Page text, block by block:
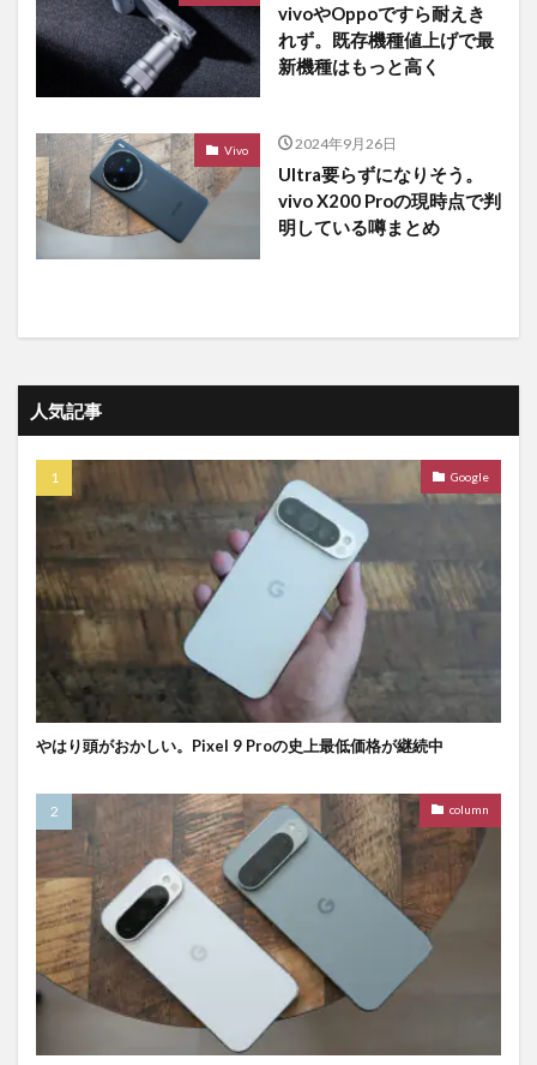
vivoやOppoですら耐えき
れず。既存機種値上げで最
新機種はもっと高く
Vivo 2024年9月26日
Ultra要らずになりそう。
vivo X200 Proの現時点で判
明している噂まとめ
人気記事
Google
やはり頭がおかしい。Pixel 9 Proの史上最低価格が継続中
column